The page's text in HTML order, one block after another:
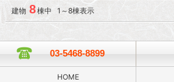
建物 8棟中 1～8棟表示
03-5468-8899
HOME